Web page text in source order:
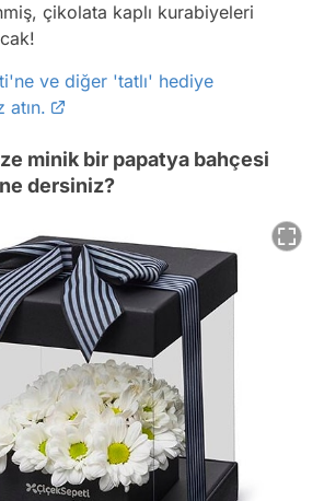
çikolata kaplı kurabiyeleri
ve diğer 'tatlı' hediye
atın.
minik bir papatya bahçesi
dersiniz?